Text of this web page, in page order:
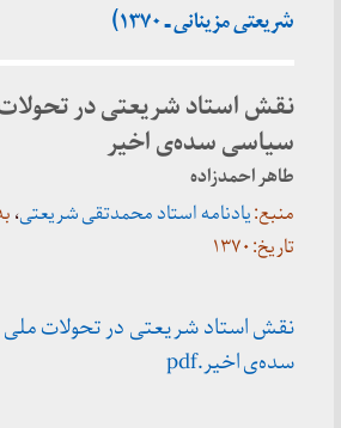
شریعتی مزینانی ـ ۱۳۷۰)
نقش استاد شریعتی در
سیاسی سده‌ی اخیر
طاهر احمدزاده
منبع:یادنامه استاد محمدتقی شریعتی،
تاریخ: ۱۳۷۰
نقش استاد شریعتی در تحولات
سده‌ی اخیر.pdf